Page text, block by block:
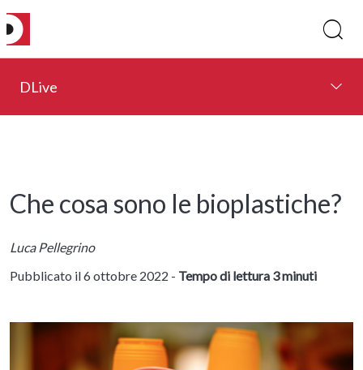
DLive
Che cosa sono le bioplastiche?
Luca Pellegrino
Pubblicato il 6 ottobre 2022 - Tempo di lettura 3 minuti